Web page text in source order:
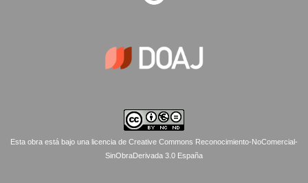
Esta obra está bajo una licencia de Creative Commons Reconocimiento-NoComercial-
SinObraDerivada 3.0 España